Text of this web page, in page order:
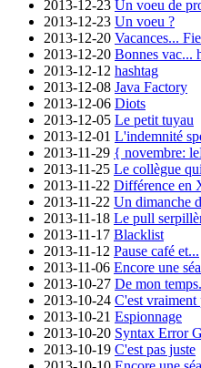
2013-12-23 Un voeu de
2013-12-23 Un voeu ?
2013-12-20 Vacances...
2013-12-20 Bonnes vac...
2013-12-12 hashtag
2013-12-08 Java Factory
2013-12-06 Diots
2013-12-05 Le petit tuyau
2013-12-01 L'indemnité
2013-11-29 { novembre:
2013-11-25 Le collègue
2013-11-22 Différence en
2013-11-22 Un dimanche
2013-11-18 Le pull
2013-11-17 Blacklist
2013-11-12 Pause café et...
2013-11-06 Encore une
2013-10-27 De mon
2013-10-24 C'est vraiment
2013-10-21 Espionnage
2013-10-20 Syntax Error
2013-10-19 C'est pas juste